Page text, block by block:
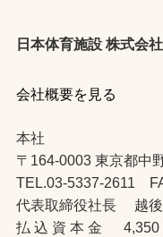
日本体育施設 株式会社
会社概要を見る
本社
〒164-0003 東京都中
TEL.03-5337-2611
代表取締役社長 越後
払 込 資 本 金 4,350